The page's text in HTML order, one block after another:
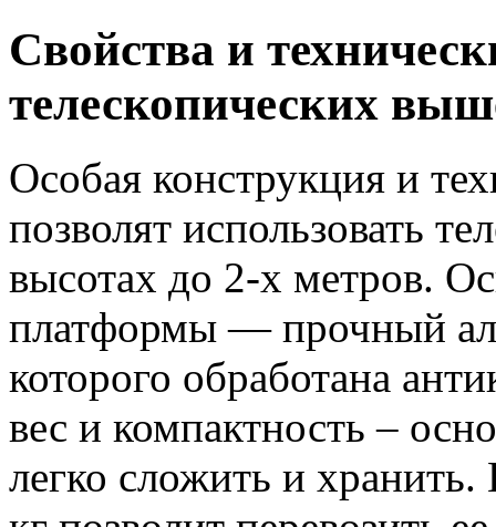
Свойства и
телескопических
Особая конструкция и
позволят использовать
высотах до 2-х метров.
платформы — прочный
которого обработана
вес и компактность –
легко сложить и